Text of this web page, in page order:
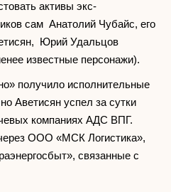
активы экс-
сам Анатолий Чубайс, его
Юрий Удальцов
известные персонажи).
получило исполнительные
Аветисян успел за сутки
компаниях АДС ВПГ.
ООО «МСК Логистика»,
связанные с